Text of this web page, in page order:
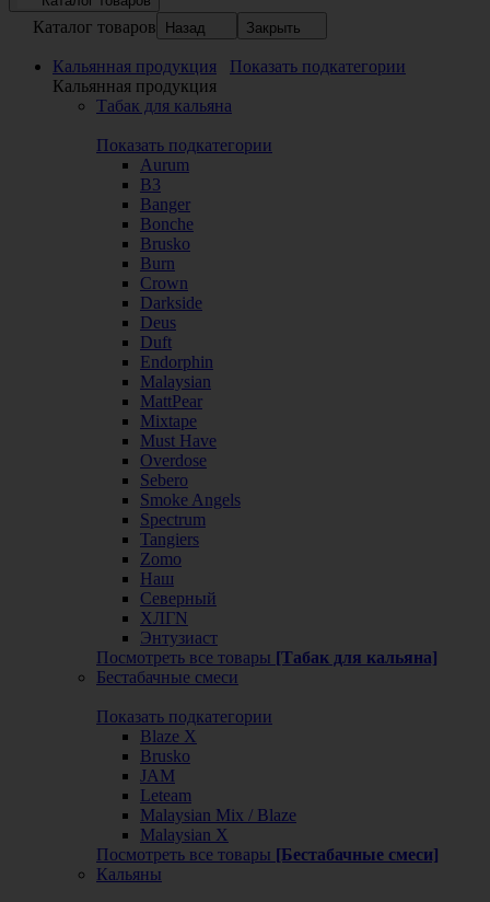
Каталог товаров Назад Закрыть
Кальянная продукция
Показать подкатегории
Кальянная продукция
Табак для кальяна
Показать подкатегории
Aurum
B3
Banger
Bonche
Brusko
Burn
Crown
Darkside
Deus
Duft
Endorphin
Malaysian
MattPear
Mixtape
Must Have
Overdose
Sebero
Smoke Angels
Spectrum
Tangiers
Zomo
Наш
Северный
ХЛГN
Энтузиаст
Посмотреть все товары [Табак для кальяна]
Бестабачные смеси
Показать подкатегории
Blaze X
Brusko
JAM
Leteam
Malaysian Mix / Blaze
Malaysian X
Посмотреть все товары [Бестабачные смеси]
Кальяны